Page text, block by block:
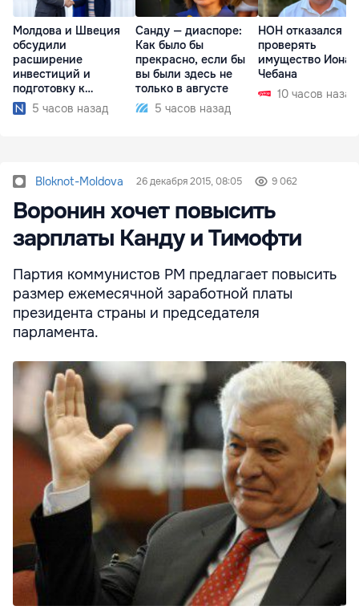
Молдова и Швеция
обсудили
расширение
инвестиций и
подготовку к
отопительному
сезону
5 часов назад
Санду — диаспоре:
Как было бы
прекрасно, если бы
вы были здесь не
только в августе
5 часов назад
НОН отказался
проверять
имущество Иона
Чебана
10 часов назад
Bloknot-Moldova 26 декабря 2015, 08:05 9 062
Воронин хочет повысить
зарплаты Канду и Тимофти
Партия коммунистов РМ предлагает повысить
размер ежемесячной заработной платы
президента страны и председателя
парламента.